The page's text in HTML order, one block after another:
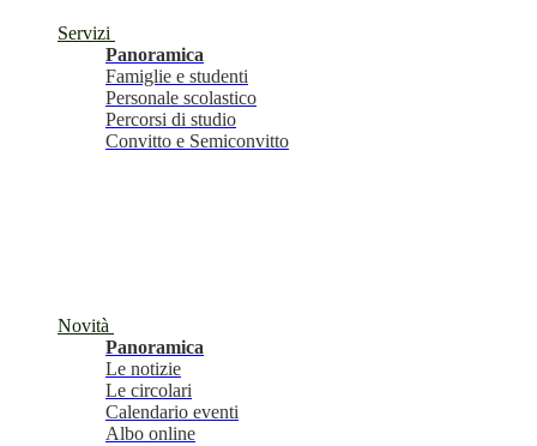
Servizi
Panoramica
Famiglie e studenti
Personale scolastico
Percorsi di studio
Convitto e Semiconvitto
Novità
Panoramica
Le notizie
Le circolari
Calendario eventi
Albo online